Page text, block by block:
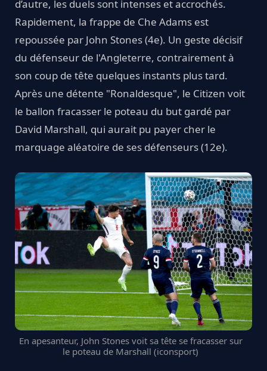
d’autre, les duels sont intenses et accrochés.
Rapidement, la frappe de Che Adams est
repoussée par John Stones (4e). Un geste décisif
du défenseur de l'Angleterre, contrairement à
son coup de tête quelques instants plus tard.
Après une détente "Ronaldesque", le Citizen voit
le ballon fracasser le poteau du but gardé par
David Marshall, qui aurait pu payer cher le
marquage aléatoire de ses défenseurs (12e).
En apesanteur, John Stones voit sa tête se fracasser sur
le poteau de Marshall (iconsport)